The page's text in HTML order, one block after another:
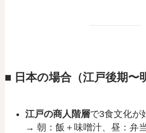
■ 日本の場合（江戸後期〜
江戸の商人階層で3食文化が
→ 朝：飯＋味噌汁、昼：弁